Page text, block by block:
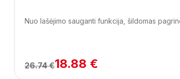
Nuo lašėjimo sauganti funkcija, šildomas
26.74 €18.88 €